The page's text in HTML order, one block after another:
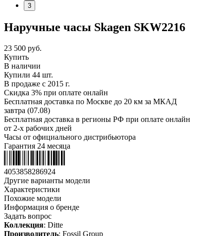
3
Наручные часы Skagen SKW2216
23 500 руб.
Купить
В наличии
Купили 44 шт.
В продаже с 2015 г.
Скидка 3% при оплате онлайн
Бесплатная доставка по Москве до 20 км за МКАД
завтра (07.08)
Бесплатная доставка в регионы РФ при оплате онлайн
от 2-х рабочих дней
Часы от официального дистрибьютора
Гарантия 24 месяца
4053858286924
Другие варианты модели
Характеристики
Похожие модели
Информация о бренде
Задать вопрос
Коллекция: Ditte
Производитель: Fossil Group